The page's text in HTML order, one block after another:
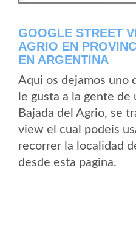
GOOGLE STREET
AGRIO EN
EN ARGENTINA
Aqui os dejamos uno
le gusta a la gente
Bajada del Agrio, se
view el cual podeis
recorrer la localidad
desde esta pagina.